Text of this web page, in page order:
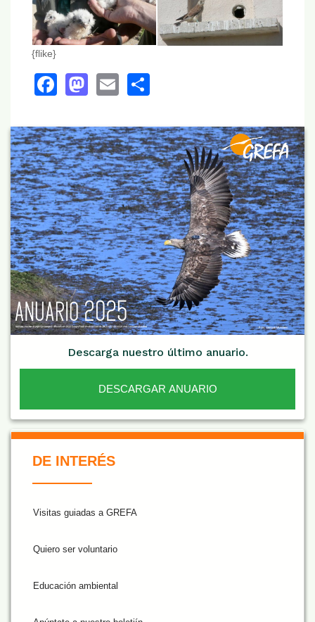
{flike}
Facebook
Mastodon
Email
Descarga nuestro último anuario.
DESCARGAR ANUARIO
De Interés NARANJA
DE INTERÉS
Visitas guiadas a GREFA
Quiero ser voluntario
Educación ambiental